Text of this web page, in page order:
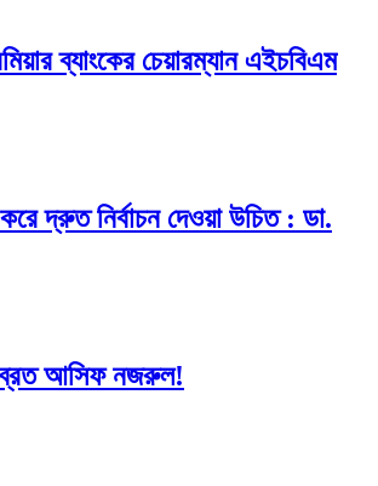
ব্যাংকের চেয়ারম্যান এইচবিএম
দ্রুত নির্বাচন দেওয়া উচিত : ডা.
আসিফ নজরুল!